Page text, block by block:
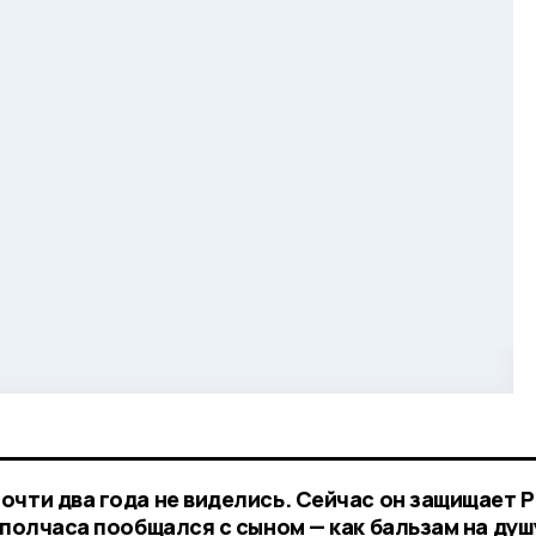
два года не виделись. Сейчас он защищает
пообщался с сыном — как бальзам на